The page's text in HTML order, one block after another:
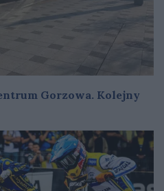
Gorzowa. Kolejny